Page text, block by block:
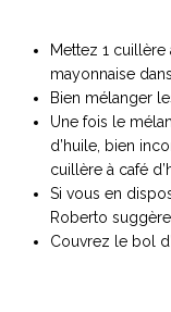
du
ART
Mettez 1
mayonnaise
Bien mélanger
Une fois le
d’huile, bien
cuillère à café
Si vous en
Roberto
Couvrez le bol